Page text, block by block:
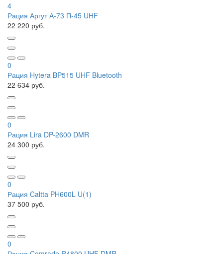
4
Рация Аргут А-73 П-45 UHF
22 220 руб.
0
Рация Hytera BP515 UHF Bluetooth
22 634 руб.
0
Рация Lira DP-2600 DMR
24 300 руб.
0
Рация Caltta PH600L U(1)
37 500 руб.
0